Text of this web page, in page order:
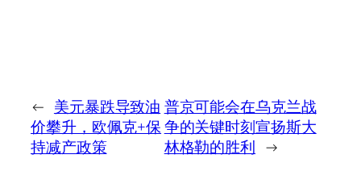
← 美元暴跌导致油
价攀升，欧佩克+保
持减产政策
普京可能会在乌克兰战
争的关键时刻宣扬斯大
林格勒的胜利 →